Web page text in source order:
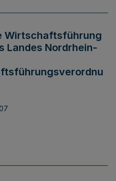
Wirtschaftsführung
Landes Nordrhein-